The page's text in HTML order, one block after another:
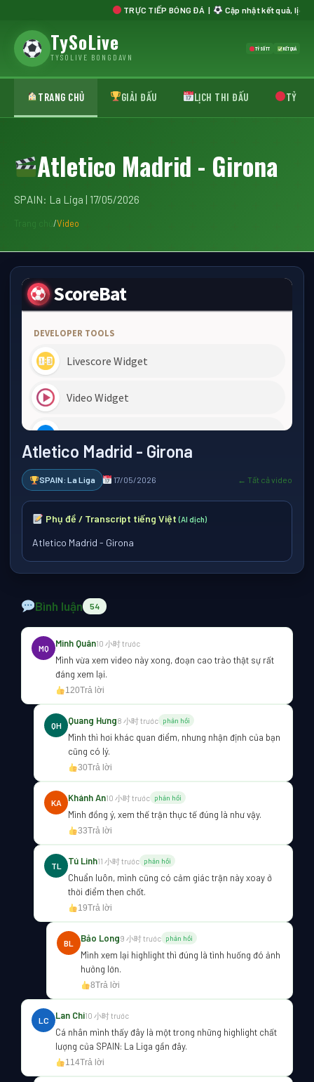
TRỰC TIẾP BÓNG ĐÁ | Cập nhật kết quả, lịch thi
TySoLive
TYSOLIVE BONGDAVN
TỶ SỐ TT KẾT QUẢ
TRANG CHỦ GIẢI ĐẤU LỊCH THI ĐẤU TỶ SỐ
Atletico Madrid - Girona
SPAIN: La Liga | 17/05/2026
/Video
Atletico Madrid - Girona
SPAIN: La Liga 17/05/2026 ← Tất cả video
Phụ đề / Transcript tiếng Việt(AI dịch)
Atletico Madrid - Girona
Bình luận 54
MQ Minh Quân10 小时 trước
Mình vừa xem video này xong, đoạn cao trào thật sự rất
đáng xem lại.
120Trả lời
QH Quang Hưng8 小时 trước phản hồi
Mình thì hơi khác quan điểm, nhưng nhận định của bạn
cũng có lý.
30Trả lời
KA Khánh An10 小时 trước phản hồi
Mình đồng ý, xem thế trận thực tế đúng là như vậy.
33Trả lời
TL Tú Linh11 小时 trước phản hồi
Chuẩn luôn, mình cũng có cảm giác trận này xoay ở
thời điểm then chốt.
19Trả lời
BL Bảo Long9 小时 trước phản hồi
Mình xem lại highlight thì đúng là tình huống đó ảnh
hưởng lớn.
8Trả lời
LC Lan Chi10 小时 trước
Cá nhân mình thấy đây là một trong những highlight chất
lượng của SPAIN: La Liga gần đây.
114Trả lời